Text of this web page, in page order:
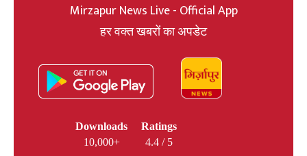
Mirzapur News Live - Official App
हर वक्त खबरों का अपडेट
Downloads
10,000+
Ratings
4.4 / 5